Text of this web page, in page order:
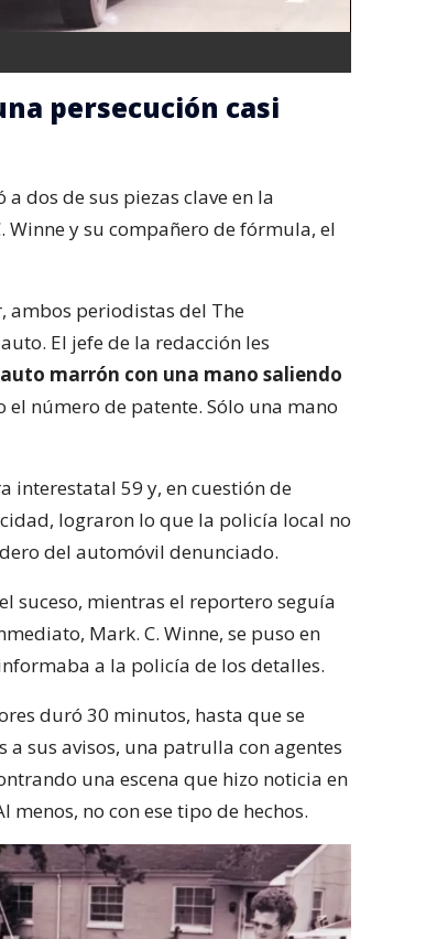
persecución casi
dos de sus piezas clave en la
y su compañero de fórmula, el
ambos periodistas del The
El jefe de la redacción les
marrón con una mano saliendo
el número de patente. Sólo una mano
interestatal 59 y, en cuestión de
lograron lo que la policía local no
del automóvil denunciado.
suceso, mientras el reportero seguía
Mark. C. Winne, se puso en
a la policía de los detalles.
duró 30 minutos, hasta que se
sus avisos, una patrulla con agentes
una escena que hizo noticia en
no con ese tipo de hechos.